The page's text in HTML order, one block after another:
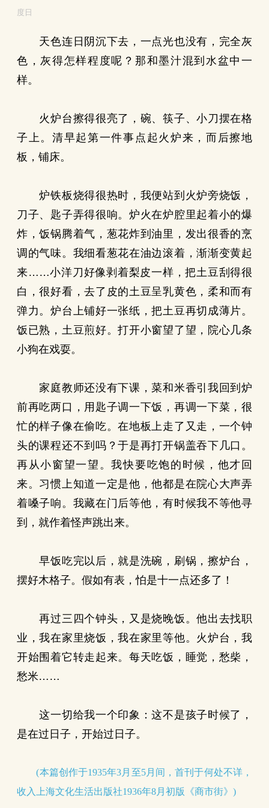
度日
天色连日阴沉下去，一点光也没有，完全灰
色，灰得怎样程度呢？那和墨汁混到水盆中一
样。
火炉台擦得很亮了，碗、筷子、小刀摆在格
子上。清早起第一件事点起火炉来，而后擦地
板，铺床。
炉铁板烧得很热时，我便站到火炉旁烧饭，
刀子、匙子弄得很响。炉火在炉腔里起着小的爆
炸，饭锅腾着气，葱花炸到油里，发出很香的烹
调的气味。我细看葱花在油边滚着，渐渐变黄起
来……小洋刀好像剥着梨皮一样，把土豆刮得很
白，很好看，去了皮的土豆呈乳黄色，柔和而有
弹力。炉台上铺好一张纸，把土豆再切成薄片。
饭已熟，土豆煎好。打开小窗望了望，院心几条
小狗在戏耍。
家庭教师还没有下课，菜和米香引我回到炉
前再吃两口，用匙子调一下饭，再调一下菜，很
忙的样子像在偷吃。在地板上走了又走，一个钟
头的课程还不到吗？于是再打开锅盖吞下几口。
再从小窗望一望。我快要吃饱的时候，他才回
来。习惯上知道一定是他，他都是在院心大声弄
着嗓子响。我藏在门后等他，有时候我不等他寻
到，就作着怪声跳出来。
早饭吃完以后，就是洗碗，刷锅，擦炉台，
摆好木格子。假如有表，怕是十一点还多了！
再过三四个钟头，又是烧晚饭。他出去找职
业，我在家里烧饭，我在家里等他。火炉台，我
开始围着它转走起来。每天吃饭，睡觉，愁柴，
愁米……
这一切给我一个印象：这不是孩子时候了，
是在过日子，开始过日子。
(本篇创作于1935年3月至5月间，首刊于何处不详，
收入上海文化生活出版社1936年8月初版《商市街》)